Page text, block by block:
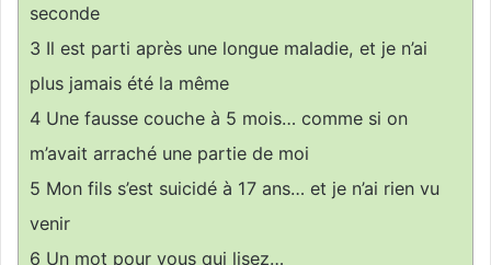
seconde
3 Il est parti après une longue maladie, et je n’ai
plus jamais été la même
4 Une fausse couche à 5 mois… comme si on
m’avait arraché une partie de moi
5 Mon fils s’est suicidé à 17 ans… et je n’ai rien vu
venir
6 Un mot pour vous qui lisez…